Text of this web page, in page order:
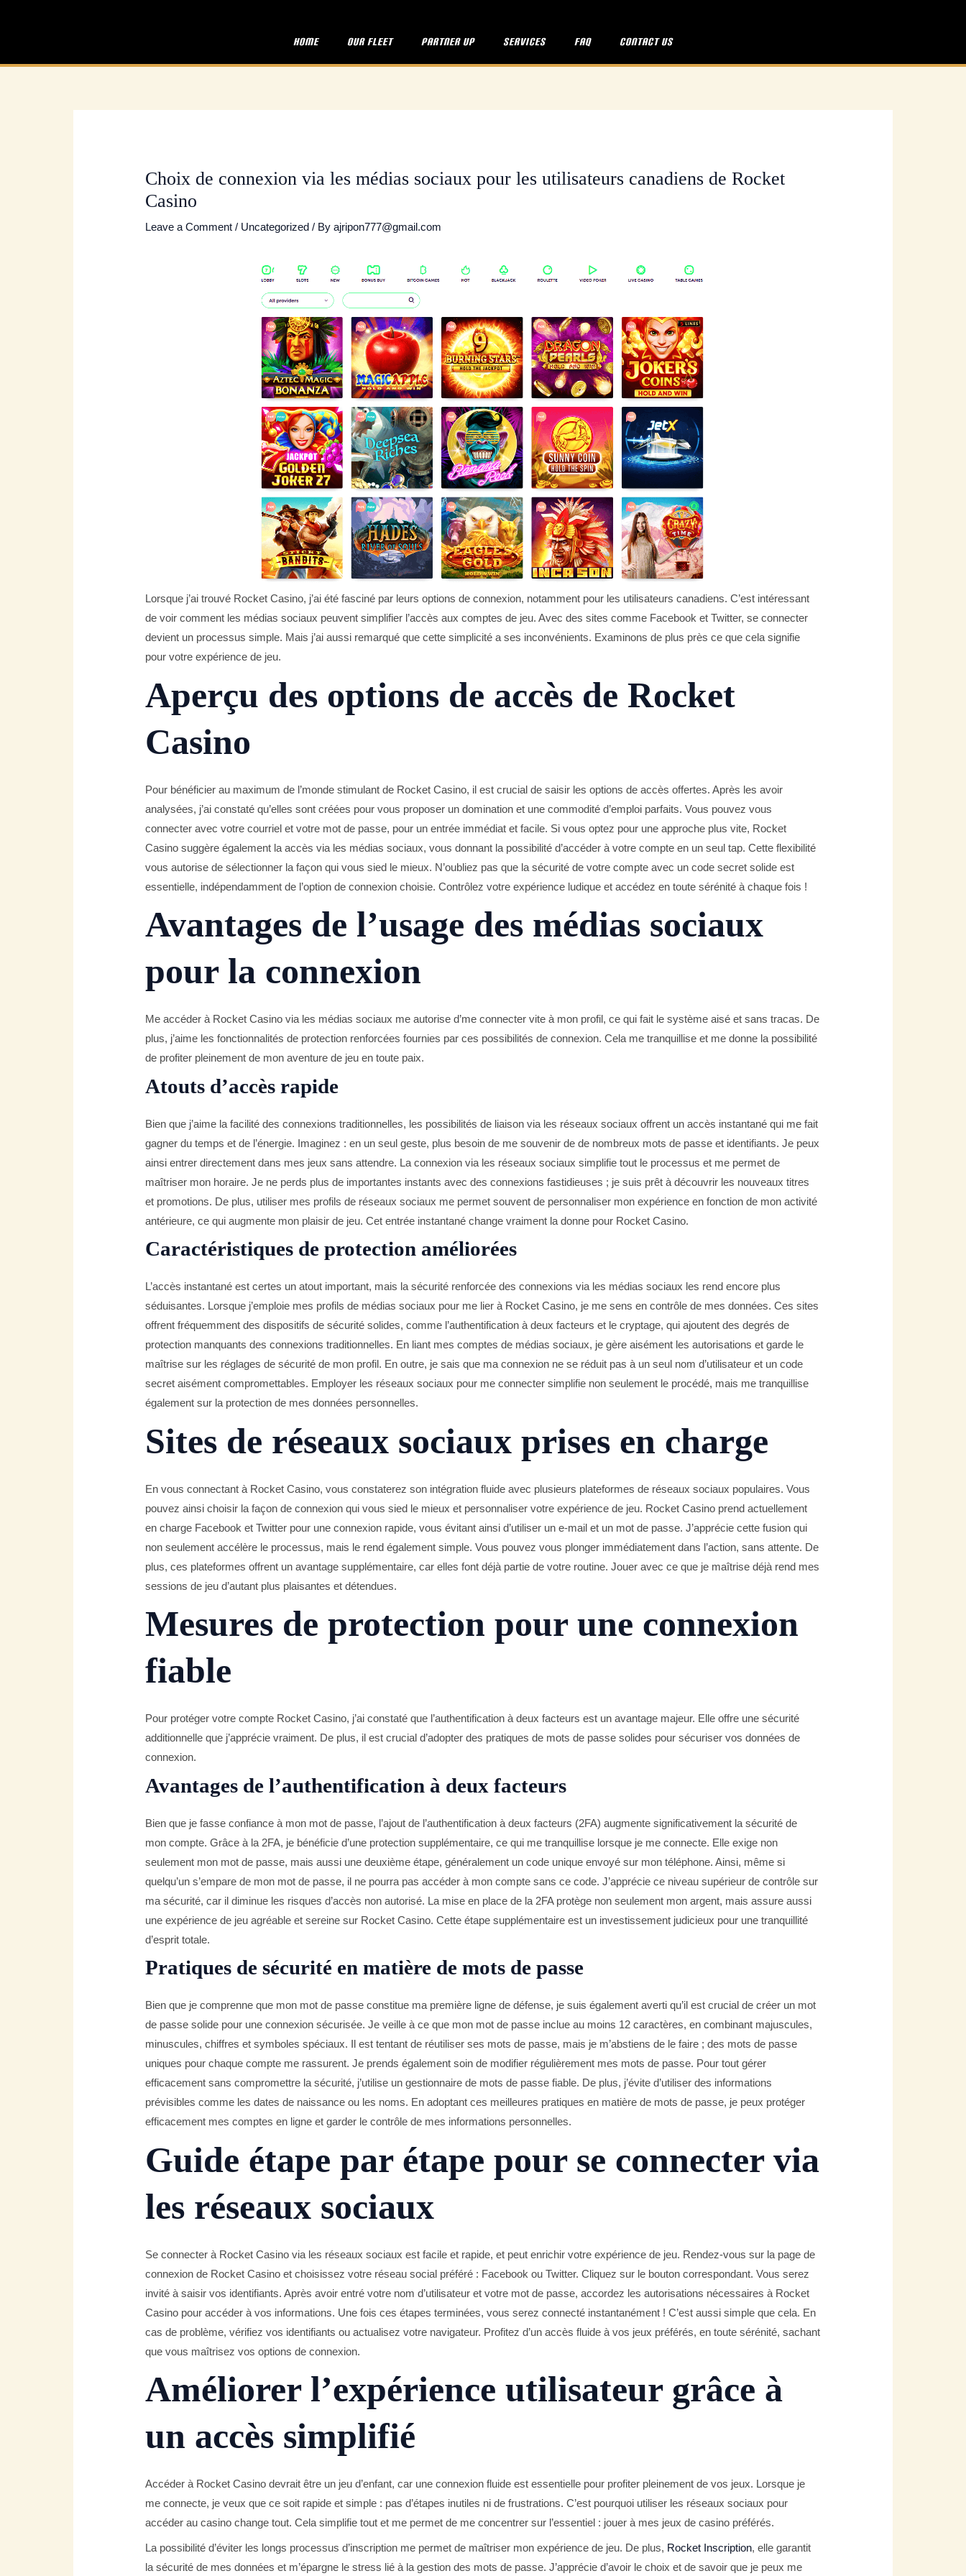
Home Our fleet Partner up Services FAQ Contact Us
Choix de connexion via les médias sociaux pour les utilisateurs canadiens de Rocket
Casino
Leave a Comment / Uncategorized / Byajripon777@gmail.com
Lorsque j’ai trouvé Rocket Casino, j’ai été fasciné par leurs options de connexion, notamment pour les utilisateurs canadiens. C’est intéressant
de voir comment les médias sociaux peuvent simplifier l’accès aux comptes de jeu. Avec des sites comme Facebook et Twitter, se connecter
devient un processus simple. Mais j’ai aussi remarqué que cette simplicité a ses inconvénients. Examinons de plus près ce que cela signifie
pour votre expérience de jeu.
Aperçu des options de accès de Rocket
Casino
Pour bénéficier au maximum de l’monde stimulant de Rocket Casino, il est crucial de saisir les options de accès offertes. Après les avoir
analysées, j’ai constaté qu’elles sont créées pour vous proposer un domination et une commodité d’emploi parfaits. Vous pouvez vous
connecter avec votre courriel et votre mot de passe, pour un entrée immédiat et facile. Si vous optez pour une approche plus vite, Rocket
Casino suggère également la accès via les médias sociaux, vous donnant la possibilité d’accéder à votre compte en un seul tap. Cette flexibilité
vous autorise de sélectionner la façon qui vous sied le mieux. N’oubliez pas que la sécurité de votre compte avec un code secret solide est
essentielle, indépendamment de l’option de connexion choisie. Contrôlez votre expérience ludique et accédez en toute sérénité à chaque fois !
Avantages de l’usage des médias sociaux
pour la connexion
Me accéder à Rocket Casino via les médias sociaux me autorise d’me connecter vite à mon profil, ce qui fait le système aisé et sans tracas. De
plus, j’aime les fonctionnalités de protection renforcées fournies par ces possibilités de connexion. Cela me tranquillise et me donne la possibilité
de profiter pleinement de mon aventure de jeu en toute paix.
Atouts d’accès rapide
Bien que j’aime la facilité des connexions traditionnelles, les possibilités de liaison via les réseaux sociaux offrent un accès instantané qui me fait
gagner du temps et de l’énergie. Imaginez : en un seul geste, plus besoin de me souvenir de de nombreux mots de passe et identifiants. Je peux
ainsi entrer directement dans mes jeux sans attendre. La connexion via les réseaux sociaux simplifie tout le processus et me permet de
maîtriser mon horaire. Je ne perds plus de importantes instants avec des connexions fastidieuses ; je suis prêt à découvrir les nouveaux titres
et promotions. De plus, utiliser mes profils de réseaux sociaux me permet souvent de personnaliser mon expérience en fonction de mon activité
antérieure, ce qui augmente mon plaisir de jeu. Cet entrée instantané change vraiment la donne pour Rocket Casino.
Caractéristiques de protection améliorées
L’accès instantané est certes un atout important, mais la sécurité renforcée des connexions via les médias sociaux les rend encore plus
séduisantes. Lorsque j’emploie mes profils de médias sociaux pour me lier à Rocket Casino, je me sens en contrôle de mes données. Ces sites
offrent fréquemment des dispositifs de sécurité solides, comme l’authentification à deux facteurs et le cryptage, qui ajoutent des degrés de
protection manquants des connexions traditionnelles. En liant mes comptes de médias sociaux, je gère aisément les autorisations et garde le
maîtrise sur les réglages de sécurité de mon profil. En outre, je sais que ma connexion ne se réduit pas à un seul nom d’utilisateur et un code
secret aisément compromettables. Employer les réseaux sociaux pour me connecter simplifie non seulement le procédé, mais me tranquillise
également sur la protection de mes données personnelles.
Sites de réseaux sociaux prises en charge
En vous connectant à Rocket Casino, vous constaterez son intégration fluide avec plusieurs plateformes de réseaux sociaux populaires. Vous
pouvez ainsi choisir la façon de connexion qui vous sied le mieux et personnaliser votre expérience de jeu. Rocket Casino prend actuellement
en charge Facebook et Twitter pour une connexion rapide, vous évitant ainsi d’utiliser un e-mail et un mot de passe. J’apprécie cette fusion qui
non seulement accélère le processus, mais le rend également simple. Vous pouvez vous plonger immédiatement dans l’action, sans attente. De
plus, ces plateformes offrent un avantage supplémentaire, car elles font déjà partie de votre routine. Jouer avec ce que je maîtrise déjà rend mes
sessions de jeu d’autant plus plaisantes et détendues.
Mesures de protection pour une connexion
fiable
Pour protéger votre compte Rocket Casino, j’ai constaté que l’authentification à deux facteurs est un avantage majeur. Elle offre une sécurité
additionnelle que j’apprécie vraiment. De plus, il est crucial d’adopter des pratiques de mots de passe solides pour sécuriser vos données de
connexion.
Avantages de l’authentification à deux facteurs
Bien que je fasse confiance à mon mot de passe, l’ajout de l’authentification à deux facteurs (2FA) augmente significativement la sécurité de
mon compte. Grâce à la 2FA, je bénéficie d’une protection supplémentaire, ce qui me tranquillise lorsque je me connecte. Elle exige non
seulement mon mot de passe, mais aussi une deuxième étape, généralement un code unique envoyé sur mon téléphone. Ainsi, même si
quelqu’un s’empare de mon mot de passe, il ne pourra pas accéder à mon compte sans ce code. J’apprécie ce niveau supérieur de contrôle sur
ma sécurité, car il diminue les risques d’accès non autorisé. La mise en place de la 2FA protège non seulement mon argent, mais assure aussi
une expérience de jeu agréable et sereine sur Rocket Casino. Cette étape supplémentaire est un investissement judicieux pour une tranquillité
d’esprit totale.
Pratiques de sécurité en matière de mots de passe
Bien que je comprenne que mon mot de passe constitue ma première ligne de défense, je suis également averti qu’il est crucial de créer un mot
de passe solide pour une connexion sécurisée. Je veille à ce que mon mot de passe inclue au moins 12 caractères, en combinant majuscules,
minuscules, chiffres et symboles spéciaux. Il est tentant de réutiliser ses mots de passe, mais je m’abstiens de le faire ; des mots de passe
uniques pour chaque compte me rassurent. Je prends également soin de modifier régulièrement mes mots de passe. Pour tout gérer
efficacement sans compromettre la sécurité, j’utilise un gestionnaire de mots de passe fiable. De plus, j’évite d’utiliser des informations
prévisibles comme les dates de naissance ou les noms. En adoptant ces meilleures pratiques en matière de mots de passe, je peux protéger
efficacement mes comptes en ligne et garder le contrôle de mes informations personnelles.
Guide étape par étape pour se connecter via
les réseaux sociaux
Se connecter à Rocket Casino via les réseaux sociaux est facile et rapide, et peut enrichir votre expérience de jeu. Rendez-vous sur la page de
connexion de Rocket Casino et choisissez votre réseau social préféré : Facebook ou Twitter. Cliquez sur le bouton correspondant. Vous serez
invité à saisir vos identifiants. Après avoir entré votre nom d’utilisateur et votre mot de passe, accordez les autorisations nécessaires à Rocket
Casino pour accéder à vos informations. Une fois ces étapes terminées, vous serez connecté instantanément ! C’est aussi simple que cela. En
cas de problème, vérifiez vos identifiants ou actualisez votre navigateur. Profitez d’un accès fluide à vos jeux préférés, en toute sérénité, sachant
que vous maîtrisez vos options de connexion.
Améliorer l’expérience utilisateur grâce à
un accès simplifié
Accéder à Rocket Casino devrait être un jeu d’enfant, car une connexion fluide est essentielle pour profiter pleinement de vos jeux. Lorsque je
me connecte, je veux que ce soit rapide et simple : pas d’étapes inutiles ni de frustrations. C’est pourquoi utiliser les réseaux sociaux pour
accéder au casino change tout. Cela simplifie tout et me permet de me concentrer sur l’essentiel : jouer à mes jeux de casino préférés.
La possibilité d’éviter les longs processus d’inscription me permet de maîtriser mon expérience de jeu. De plus, Rocket Inscription, elle garantit
la sécurité de mes données et m’épargne le stress lié à la gestion des mots de passe. J’apprécie d’avoir le choix et de savoir que je peux me